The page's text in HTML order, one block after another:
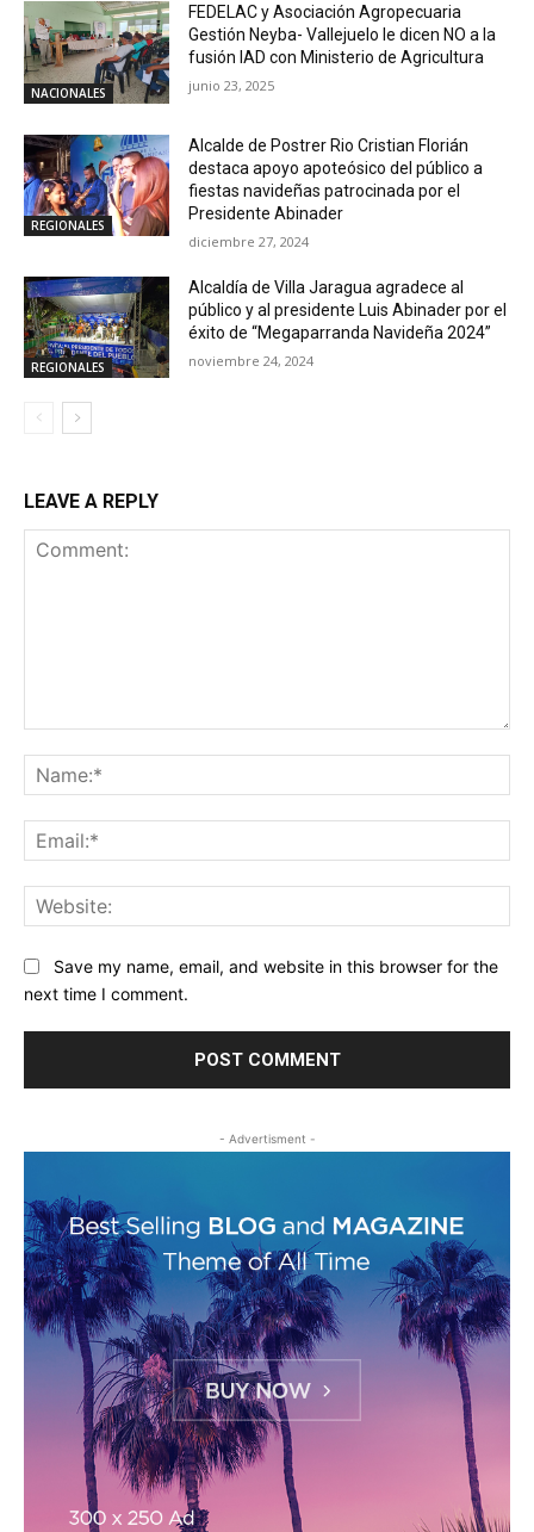
NACIONALES
FEDELAC y Asociación Agropecuaria
Gestión Neyba- Vallejuelo le dicen NO a la
fusión IAD con Ministerio de Agricultura
junio 23, 2025
REGIONALES
Alcalde de Postrer Rio Cristian Florián
destaca apoyo apoteósico del público a
fiestas navideñas patrocinada por el
Presidente Abinader
diciembre 27, 2024
REGIONALES
Alcaldía de Villa Jaragua agradece al
público y al presidente Luis Abinader por el
éxito de “Megaparranda Navideña 2024”
noviembre 24, 2024
LEAVE A REPLY
Save my name, email, and website in this browser for the
next time I comment.
- Advertisment -